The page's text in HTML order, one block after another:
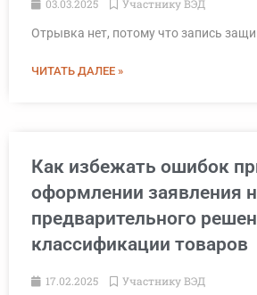
03.03.2025 Участнику ВЭД
Отрывка нет, потому что запись
ЧИТАТЬ ДАЛЕЕ »
Как избежать ошибок
оформлении заявления
предварительного
классификации товаров
17.02.2025 Участнику ВЭД